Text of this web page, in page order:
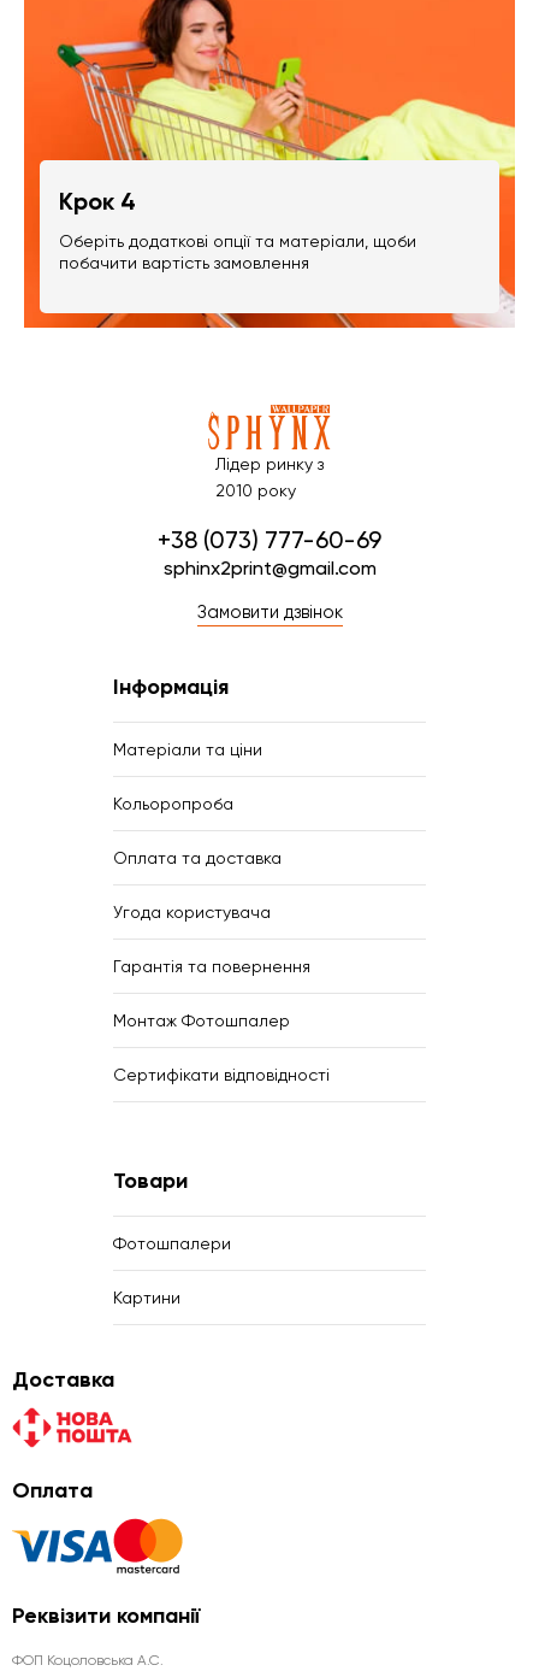
Крок 4
Оберіть додаткові опції та матеріали, щоби
побачити вартість замовлення
Лідер ринку з
2010 року
+38 (073) 777-60-69
sphinx2print@gmail.com
Замовити дзвінок
Інформація
Матеріали та ціни
Кольоропроба
Оплата та доставка
Угода користувача
Гарантія та повернення
Монтаж Фотошпалер
Сертифікати відповідності
Товари
Фотошпалери
Картини
Доставка
Оплата
Реквізити компанії
ФОП Коцоловська А.С.